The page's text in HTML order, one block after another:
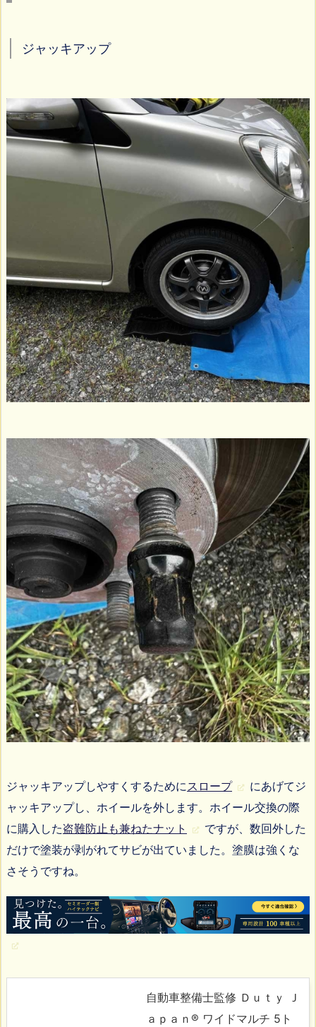
ジャッキアップ
ジャッキアップしやすくするために スロープ
にあげてジ
ャッキアップし、ホイールを外します。ホイール交換の際
に購入した盗難防止も兼ねたナット
ですが、数回外した
だけで塗装が剥がれてサビが出ていました。塗膜は強くな
さそうですね。
自動車整備士監修 Ｄｕｔｙ Ｊ
ａｐａｎ® ワイドマルチ 5ト